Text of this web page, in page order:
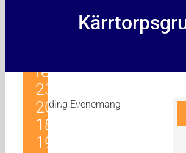
februari
23,
2027 |
18:00
19:15